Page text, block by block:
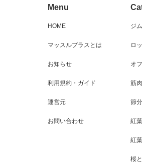
Menu
HOME
マッスルプラスとは
お知らせ
利用規約・ガイド
運営元
お問い合わせ
ジ
ロ
オ
筋
節
紅
紅
桜